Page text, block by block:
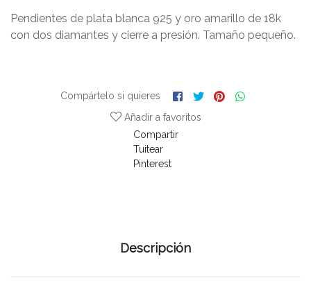
Pendientes de plata blanca 925 y oro amarillo de 18k
con dos diamantes y cierre a presión. Tamaño pequeño.
Compártelo si quieres
Añadir a favoritos
Compartir
Tuitear
Pinterest
Descripción